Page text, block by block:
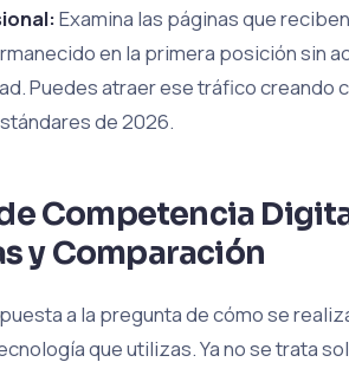
Examina las páginas que
en la primera posición sin
Puedes atraer ese tráfico creando
de 2026.
Competencia
y Comparación
a la pregunta de cómo se
que utilizas. Ya no se trata